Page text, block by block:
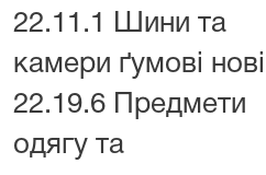
22.11.1 Шини та
камери ґумові нові
22.19.6 Предмети
одягу та